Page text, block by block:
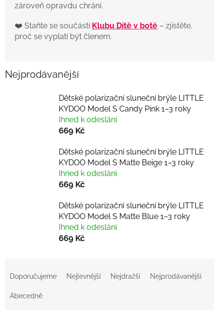
zároveň opravdu chrání.
❤️ Staňte se součástí Klubu Dítě v botě – zjistěte,
proč se vyplatí být členem.
Nejprodávanější
Dětské polarizační sluneční brýle LITTLE
KYDOO Model S Candy Pink 1–3 roky
Ihned k odeslání
669 Kč
Dětské polarizační sluneční brýle LITTLE
KYDOO Model S Matte Beige 1–3 roky
Ihned k odeslání
669 Kč
Dětské polarizační sluneční brýle LITTLE
KYDOO Model S Matte Blue 1–3 roky
Ihned k odeslání
669 Kč
e
Doporučujeme Nejlevnější Nejdražší Nejprodávanější
Abecedně